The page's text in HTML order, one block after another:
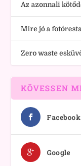
Az azonnali
Mire jó a
Zero waste
KÖVESSEN
Facebook
Google